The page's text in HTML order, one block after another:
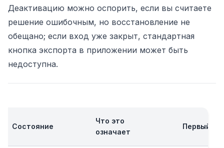
Деактивацию можно оспорить, если вы считаете
решение ошибочным, но восстановление не
обещано; если вход уже закрыт, стандартная
кнопка экспорта в приложении может быть
недоступна.
Состояние
Что это
означает
Первый